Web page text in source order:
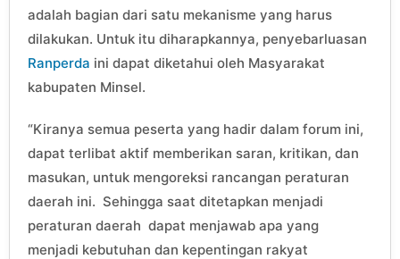
adalah bagian dari satu mekanisme yang harus
dilakukan. Untuk itu diharapkannya, penyebarluasan
Ranperda ini dapat diketahui oleh Masyarakat
kabupaten Minsel.
“Kiranya semua peserta yang hadir dalam forum ini,
dapat terlibat aktif memberikan saran, kritikan, dan
masukan, untuk mengoreksi rancangan peraturan
daerah ini. Sehingga saat ditetapkan menjadi
peraturan daerah dapat menjawab apa yang
menjadi kebutuhan dan kepentingan rakyat